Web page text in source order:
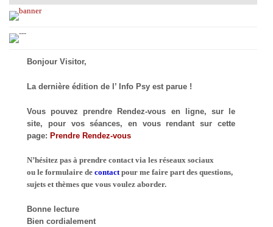
Bonjour Visitor,
La dernière édition de l’ Info Psy est parue !
Vous pouvez prendre Rendez-vous en ligne, sur le
site, pour vos séances, en vous rendant sur cette
page:Prendre Rendez-vous
N’hésitez pas à prendre contact via les réseaux sociaux
ou le formulaire decontact pour me faire part des questions,
sujets et thèmes que vous voulez aborder.
Bonne lecture
Bien cordialement